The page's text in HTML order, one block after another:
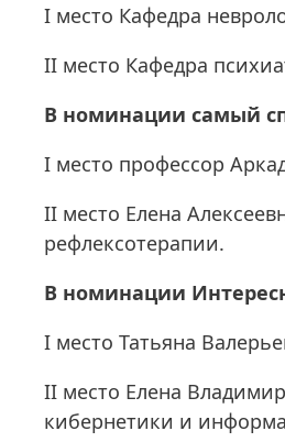
I место Кафедра
II место Кафедра
В номинации самый
I место профессор
II место Елена
рефлексотерапии.
В номинации
I место Татьяна
II место Елена
кибернетики и